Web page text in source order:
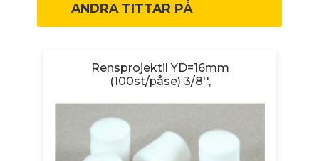
ANDRA TITTAR PÅ
Rensprojektil YD=16mm
(100st/påse) 3/8'',